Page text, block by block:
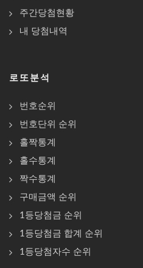
주간당첨현황
내 당첨내역
로또분석
번호순위
번호단위 순위
홀짝통계
홀수통계
짝수통계
구매금액 순위
1등당첨금 순위
1등당첨금 합계 순위
1등당첨자수 순위